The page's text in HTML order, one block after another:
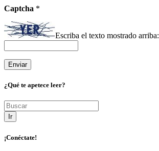
Captcha *
Escriba el texto mostrado arriba:
¿Qué te apetece leer?
Ir
¡Conéctate!